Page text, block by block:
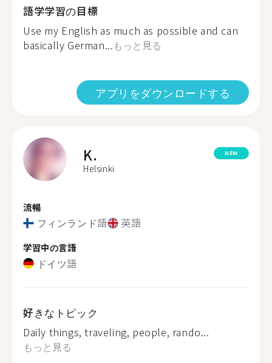
語学学習の目標
Use my English as much as possible and can
basically German...もっと見る
アプリをダウンロードする
K.
Helsinki
NEW
流暢
フィンランド語 英語
学習中の言語
ドイツ語
好きなトピック
Daily things, traveling, people, rando...
もっと見る